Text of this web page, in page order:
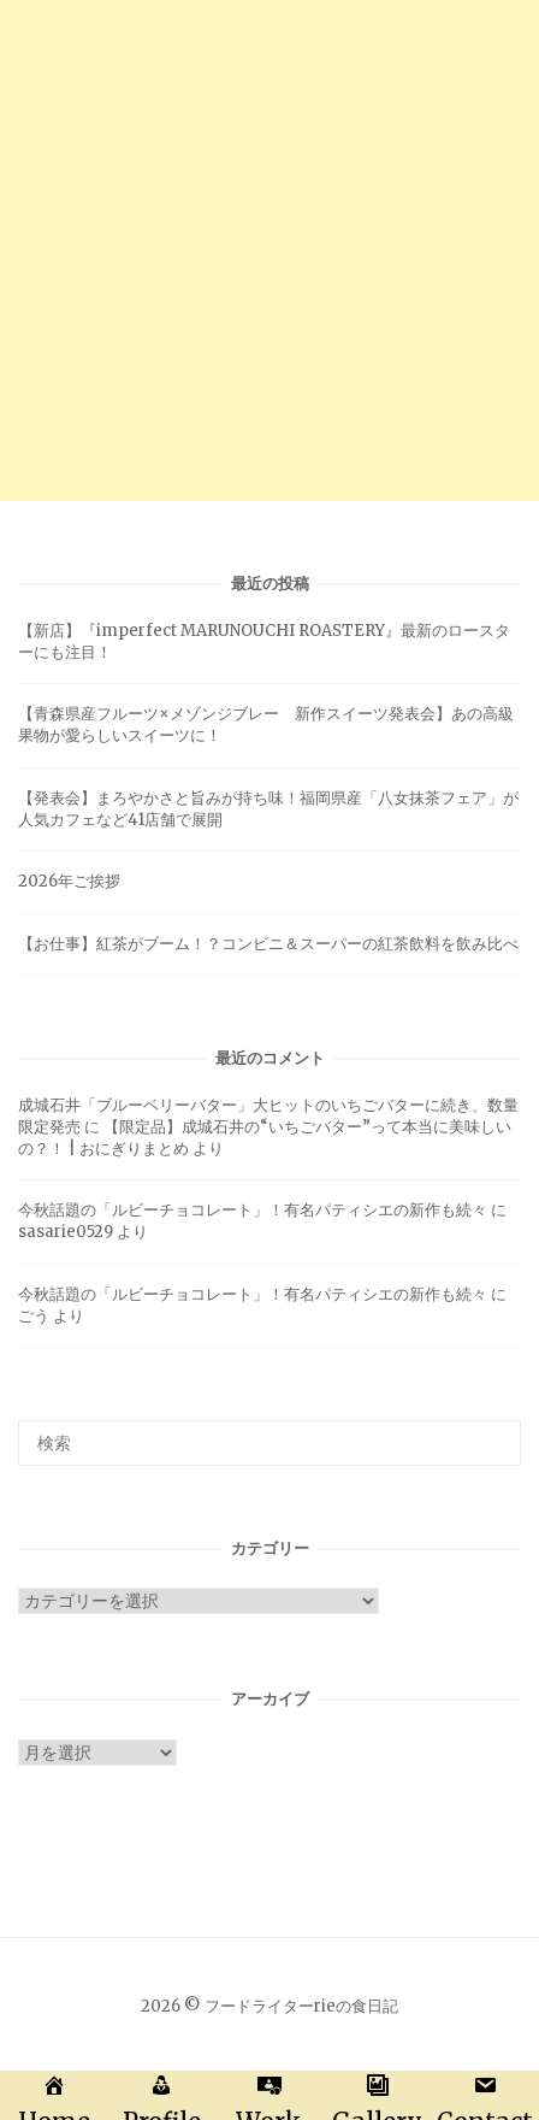
最近の投稿
【新店】『imperfect MARUNOUCHI ROASTERY』最新のロースタ
ーにも注目！
【青森県産フルーツ×メゾンジブレー 新作スイーツ発表会】あの高級
果物が愛らしいスイーツに！
【発表会】まろやかさと旨みが持ち味！福岡県産「八女抹茶フェア」が
人気カフェなど41店舗で展開
2026年ご挨拶
【お仕事】紅茶がブーム！？コンビニ＆スーパーの紅茶飲料を飲み比べ
最近のコメント
成城石井「ブルーベリーバター」大ヒットのいちごバターに続き、数量
限定発売 に
【限定品】成城石井の“いちごバター”って本当に美味しい
の？！ | おにぎりまとめ より
今秋話題の「ルビーチョコレート」！有名パティシエの新作も続々 に
sasarie0529 より
今秋話題の「ルビーチョコレート」！有名パティシエの新作も続々 に
ごう より
カテゴリー
カ
アーカイブ
ア
2026 © フードライターrieの食日記